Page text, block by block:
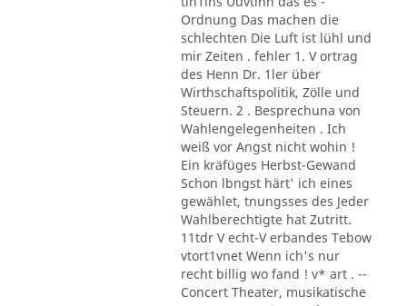
Ordnung Das machen die
schlechten Die Luft ist lühl und
mir Zeiten . fehler 1. V ortrag
des Henn Dr. 1ler über
Wirthschaftspolitik, Zölle und
Steuern. 2 . Besprechuna von
Wahlengelegenheiten . Ich
weiß vor Angst nicht wohin !
Ein kräfüges Herbst-Gewand
Schon lbngst härt' ich eines
gewählet, tnungsses des Jeder
Wahlberechtigte hat Zutritt.
11tdr V echt-V erbandes Tebow
vtort1vnet Wenn ich's nur
recht billig wo fand ! v* art . --
Concert Theater, musikatische